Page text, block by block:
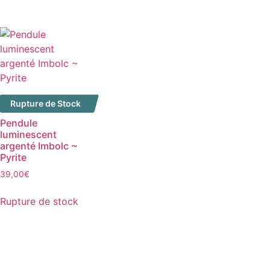
Rupture de Stock
Pendule
luminescent
argenté Imbolc ~
Pyrite
39,00€
Rupture de stock